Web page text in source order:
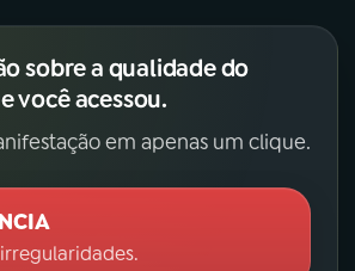
sobre a qualidade do
você acessou.
em apenas um clique.